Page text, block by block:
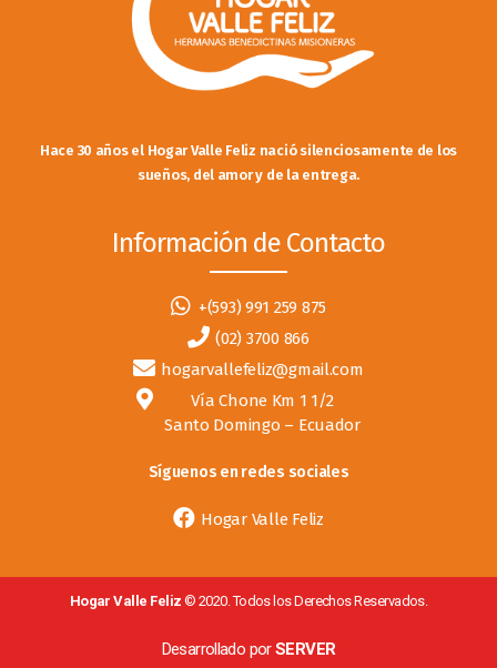
Hace 30 años el Hogar Valle Feliz nació silenciosamente de los
sueños, del amor y de la entrega.
Información de Contacto
+(593) 991 259 875
(02) 3700 866
hogarvallefeliz@gmail.com
Vía Chone Km 1 1/2
Santo Domingo – Ecuador
Síguenos en redes sociales
Hogar Valle Feliz
Hogar Valle Feliz © 2020. Todos los Derechos Reservados.
Desarrollado porSERVER